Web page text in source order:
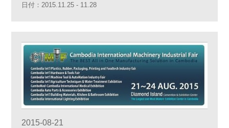
日付：2015.11.25 - 11.28
2015-08-21